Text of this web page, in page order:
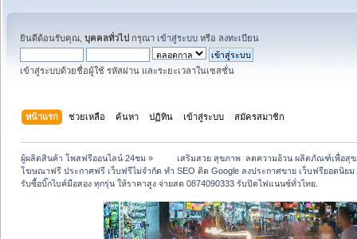
ยินดีต้อนรับคุณ, บุคคลทั่วไป กรุณา เข้าสู่ระบบ หรือ ลงทะเบียน
เข้าสู่ระบบด้วยชื่อผู้ใช้ รหัสผ่าน และระยะเวลาในเซสชั่น
หน้าแรก ช่วยเหลือ ค้นหา ปฏิทิน เข้าสู่ระบบ สมัครสมาชิก
ผู้ผลิตสินค้า โพสฟรีออนไลน์ 24ชม »
เสริมสวย สุขภาพ  ลดความอ้วน ผลิตภัณฑ์เพื่อสุ
โฆษณาฟรี ประกาศฟรี เว็บฟรีไม่จำกัด ทำ SEO ติด Google ลงประกาศขาย เว็บฟรียอดนิ
รับซื้อบิ๊กไบค์มือสอง ทุกรุ่น ให้ราคาสูง จ่ายสด 0874090333 รับปิดไฟแนนซ์ทั่วไทย.